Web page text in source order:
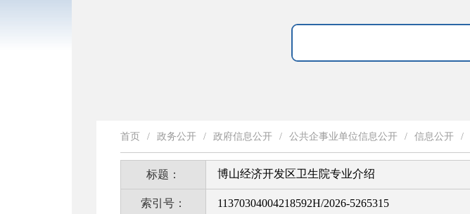
首页 / 政务公开 / 政府信息公开 / 公共企事业单位信息公开 / 信息公开 /
标题： 博山经济开发区卫生院专业介绍
索引号： 11370304004218592H/2026-5265315